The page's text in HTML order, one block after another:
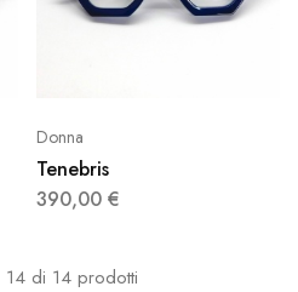
Donna
Tenebris
390,00 €
14 di 14 prodotti